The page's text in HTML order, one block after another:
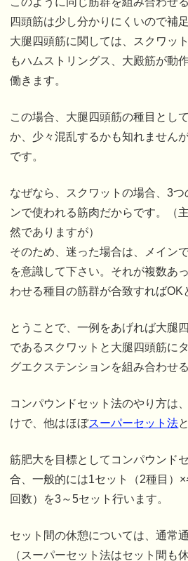
四頭筋は少し分かりにくいので補
大腿四頭筋に関しては、スクワッ
もハムストリングス、大殿筋が動
働きます。
この場合、大腿四頭筋の種目とし
か、少々混乱するかも知れません
です。
なぜなら、スクワットの場合、3つ
ンで使われる筋肉だからです。（
然でありますが）
そのため、迷った場合は、メイン
を意識して下さい。それが複数あ
わせる種目の筋群が合致すればOK
とうことで、一例をあげれば大腿
であるスクワットと大腿四頭筋に
グエクステンションを組み合わせ
コンパウンドセット法のやり方は
けで、他はほぼスーパーセット法
筋肥大を目標としてコンパウンド
合、一般的には1セット（2種目）
回数）を3～5セット行います。
セット間の休憩については、通常
（スーパーセット法はセット間も